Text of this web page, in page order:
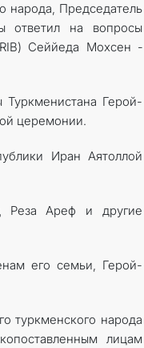
народа, Председатель
ответил на вопросы
Сеййеда Мохсен
Герой-
церемонии.
Иран Аятоллой
Реза Ареф и другие
его семьи, Герой-
туркменского народа
лицам